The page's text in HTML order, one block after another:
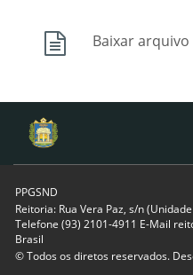
Baixar arquivo
PPGSND
Reitoria: Rua Vera Paz, s/n
Telefone (93) 2101-4911 E-Mail
Brasil
© Todos os diretos reservados.